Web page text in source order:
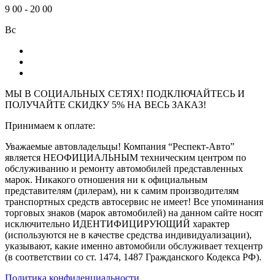
9 00 - 20 00
Вс
МЫ В СОЦИАЛЬНЫХ СЕТЯХ! ПОДКЛЮЧАЙТЕСЬ И
ПОЛУЧАЙТЕ СКИДКУ 5% НА ВЕСЬ ЗАКАЗ!
Принимаем к оплате:
Уважаемые автовладельцы! Компания “Респект-Авто”
является НЕОФИЦИАЛЬНЫМ техническим центром по
обслуживанию и ремонту автомобилей представленных
марок. Никакого отношения ни к официальным
представителям (дилерам), ни к самим производителям
транспортных средств автосервис не имеет! Все упоминания
торговых знаков (марок автомобилей) на данном сайте носят
исключительно ИДЕНТИФИЦИРУЮЩИЙ характер
(используются не в качестве средства индивидуализации),
указывают, какие именно автомобили обслуживает техцентр
(в соответствии со ст. 1474, 1487 Гражданского Кодекса РФ).
Политика конфиденциальности